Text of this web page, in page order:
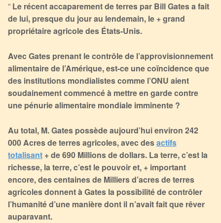
” Le récent accaparement de terres par Bill Gates a fait
de lui, presque du jour au lendemain, le + grand
propriétaire agricole des États-Unis.
Avec Gates prenant le contrôle de l’approvisionnement
alimentaire de l’Amérique, est-ce une coïncidence que
des institutions mondialistes comme l’ONU aient
soudainement commencé à mettre en garde contre
une pénurie alimentaire mondiale imminente ?
Au total, M. Gates possède aujourd’hui environ 242
000 Acres de terres agricoles, avec desactifs
totalisant + de 690 Millions de dollars. La terre, c’est la
richesse, la terre, c’est le pouvoir et, + important
encore, des centaines de Milliers d’acres de terres
agricoles donnent à Gates la possibilité de contrôler
l’humanité d’une manière dont il n’avait fait que rêver
auparavant.